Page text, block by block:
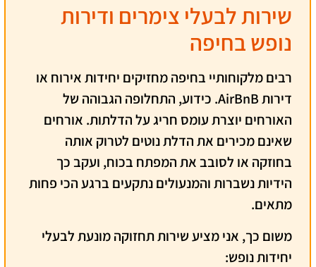
שירות לבעלי צימרים ודירות
נופש בחיפה
רבים מלקוחותיי בחיפה מחזיקים יחידות אירוח או
דירות AirBnB.
כידוע, התחלופה הגבוהה של
האורחים יוצרת עומס חריג על הדלתות. אורחים
שאינם מכירים את הדלת נוטים לטרוק אותה
בחוזקה או לסובב את המפתח בכוח, ועקב כך
הידיות נשברות והמנעולים נתקעים ברגע הכי פחות
מתאים.
משום כך, אני מציע שירות תחזוקה מונעת לבעלי
יחידות נופש: